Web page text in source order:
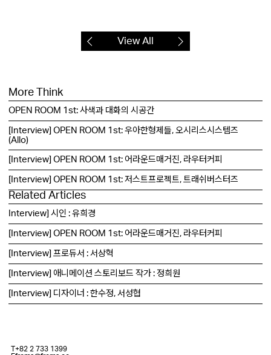
View All
More Think
OPEN ROOM 1st: 사색과 대화의 시공간
[Interview] OPEN ROOM 1st: 우아한형제들, 오시리스시스템즈
(Allo)
[Interview] OPEN ROOM 1st: 어라운드매거진, 라우터커피
[Interview] OPEN ROOM 1st: 저스트프로젝트, 트래쉬버스터즈
Related Articles
Interview] 시인 : 유희경
[Interview] OPEN ROOM 1st: 어라운드매거진, 라우터커피
[Interview] 프로듀서 : 서상혁
[Interview] 애니메이션 스토리보드 작가 : 정희원
[Interview] 디자이너 : 한수정, 서성협
T+82 2 733 1399